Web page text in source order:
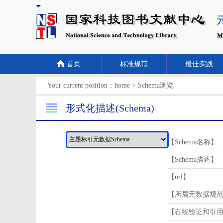
首页 标准规范 最佳实践
Your current position： home > Schema浏览
形式化描述(Schema)
【Schema名称】
【Schema描述】
【url】
【所属元数据规
【在线验证和引